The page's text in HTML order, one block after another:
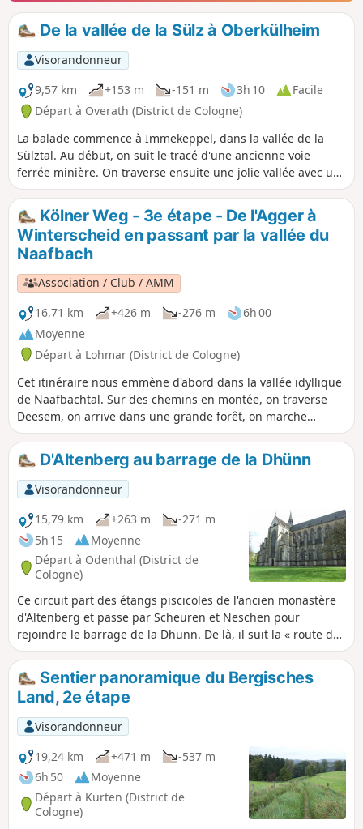
De la vallée de la Sülz à Oberkülheim
Visorandonneur
9,57 km
+153 m -151 m 3h 10
Facile
Départ à Overath (District de Cologne)
La balade commence à Immekeppel, dans la vallée de la
Sülztal. Au début, on suit le tracé d'une ancienne voie
ferrée minière. On traverse ensuite une jolie vallée avec un
ruisseau, passe par Dresherscheid, puis Wildphal et
Oberkühlheim. On repasse ensuite par Obersteeg pour
revenir au point de départ.
Kölner Weg - 3e étape - De l'Agger à
Winterscheid en passant par la vallée du
Naafbach
Association / Club / AMM
16,71 km
+426 m -276 m
6h 00
Moyenne
Départ à Lohmar (District de Cologne)
Cet itinéraire nous emmène d'abord dans la vallée idyllique
de Naafbachtal. Sur des chemins en montée, on traverse
Deesem, on arrive dans une grande forêt, on marche
jusqu'au Wahnbach et on arrive à Neunkirchen. Là, l'église
Sainte-Marguerite vaut le détour. En passant par Ingersau,
on arrive dans la vallée de Bröltal. Après
Winterscheiderbröl, on affronte une nouvelle montée
difficile avant d'arriver à Winterscheid, à l'église Saint-
Servais.
D'Altenberg au barrage de la Dhünn
Visorandonneur
15,79 km
+263 m
-271 m
5h 15
Moyenne
Départ à Odenthal (District de
Cologne)
Ce circuit part des étangs piscicoles de l'ancien monastère
d'Altenberg et passe par Scheuren et Neschen pour
rejoindre le barrage de la Dhünn. De là, il suit la « route de
l'eau » pour revenir au point de départ en passant par la
cathédrale d'Altenberg.
Sentier panoramique du Bergisches
Land, 2e étape
Visorandonneur
19,24 km
+471 m
-537 m
6h 50
Moyenne
Départ à Kürten (District de
Cologne)